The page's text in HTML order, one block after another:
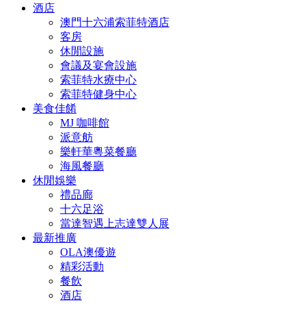
酒店
澳門十六浦索菲特酒店
客房
休閒設施
會議及宴會設施
索菲特水療中心
索菲特健身中心
美食佳餚
MJ 咖啡館
派意舫
樂軒華粵菜餐廳
海風餐廳
休閒娛樂
禮品廊
十六足浴
當達智遇上志達雙人展
最新推廣
OLA澳優遊
精彩活動
餐飲
酒店